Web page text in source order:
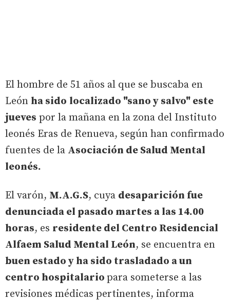
El hombre de 51 años al que se buscaba en
León ha sido localizado "sano y salvo" este
jueves por la mañana en la zona del Instituto
leonés Eras de Renueva, según han confirmado
fuentes de la Asociación de Salud Mental
leonés.
El varón, M.A.G.S, cuya desaparición fue
denunciada el pasado martes a las 14.00
horas, es residente del Centro Residencial
Alfaem Salud Mental León, se encuentra en
buen estado y ha sido trasladado a un
centro hospitalario para someterse a las
revisiones médicas pertinentes, informa